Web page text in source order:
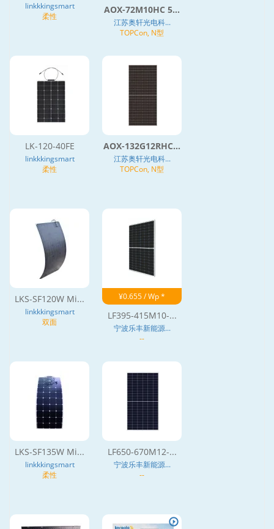
linkkkingsmart
柔性
AOX-72M10HC 5...
江苏奥轩光电科...
TOPCon, N型
LK-120-40FE
linkkkingsmart
柔性
AOX-132G12RHC...
江苏奥轩光电科...
TOPCon, N型
LKS-SF120W Mi...
linkkkingsmart
双面
¥0.655 / Wp *
LF395-415M10-...
宁波乐丰新能源...
--
LKS-SF135W Mi...
linkkkingsmart
柔性
LF650-670M12-...
宁波乐丰新能源...
--